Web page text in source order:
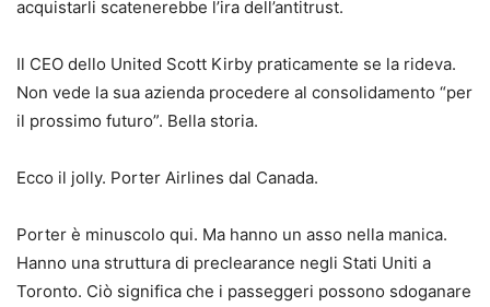
acquistarli scatenerebbe l’ira dell’antitrust.
Il CEO dello United Scott Kirby praticamente se la rideva.
Non vede la sua azienda procedere al consolidamento “per
il prossimo futuro”. Bella storia.
Ecco il jolly. Porter Airlines dal Canada.
Porter è minuscolo qui. Ma hanno un asso nella manica.
Hanno una struttura di preclearance negli Stati Uniti a
Toronto. Ciò significa che i passeggeri possono sdoganare